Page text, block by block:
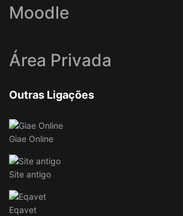
Moodle
Área Privada
Outras Ligações
Giae Online
Site antigo
Eqavet